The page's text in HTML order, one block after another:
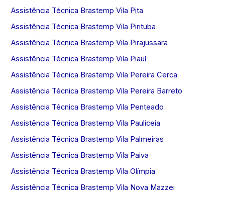
Assistência Técnica Brastemp Vila Pita
Assistência Técnica Brastemp Vila Pirituba
Assistência Técnica Brastemp Vila Pirajussara
Assistência Técnica Brastemp Vila Piauí
Assistência Técnica Brastemp Vila Pereira Cerca
Assistência Técnica Brastemp Vila Pereira Barreto
Assistência Técnica Brastemp Vila Penteado
Assistência Técnica Brastemp Vila Pauliceia
Assistência Técnica Brastemp Vila Palmeiras
Assistência Técnica Brastemp Vila Paiva
Assistência Técnica Brastemp Vila Olímpia
Assistência Técnica Brastemp Vila Nova Mazzei